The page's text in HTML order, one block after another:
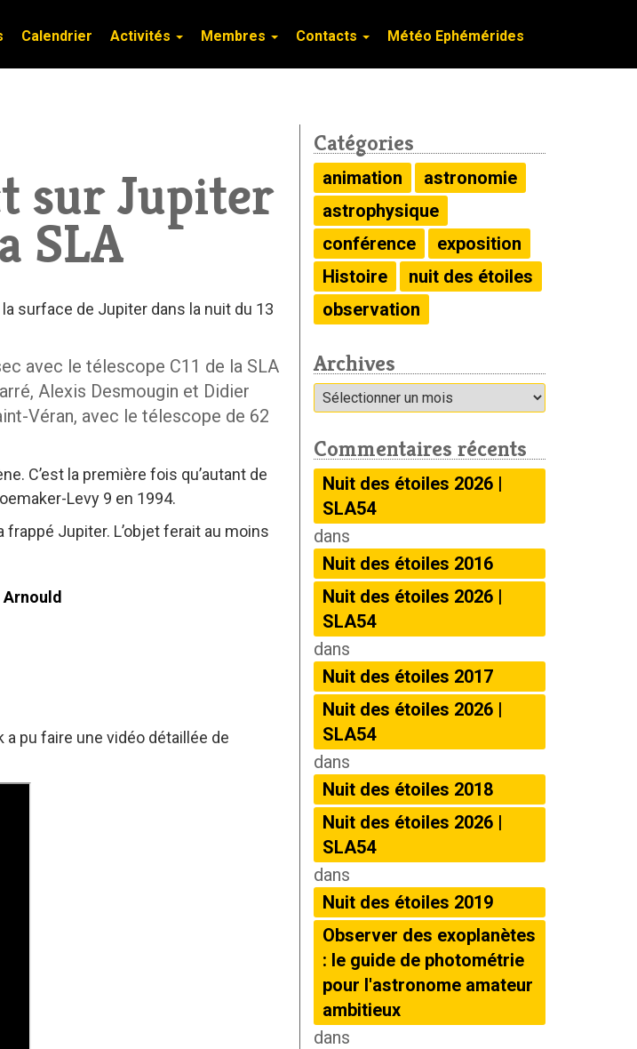
Calendrier Activités Membres Contacts Météo Ephémérides
Calendrier Activités Membres Contacts Météo Ephémérides
sur Jupiter
SLA
surface de Jupiter dans la nuit du 13
avec le télescope C11 de la SLA
Alexis Desmougin et Didier
Véran, avec le télescope de 62
C’est la première fois qu’autant de
Levy 9 en 1994.
frappé Jupiter. L’objet ferait au moins
a pu faire une vidéo détaillée de
Catégories
animation
astronomie
astrophysique
conférence
exposition
Histoire
nuit des étoiles
observation
Archives
Archives
Commentaires récents
Nuit des étoiles 2026 |
SLA54
dans
Nuit des étoiles 2016
Nuit des étoiles 2026 |
SLA54
dans
Nuit des étoiles 2017
Nuit des étoiles 2026 |
SLA54
dans
Nuit des étoiles 2018
Nuit des étoiles 2026 |
SLA54
dans
Nuit des étoiles 2019
Observer des exoplanètes
: le guide de photométrie
pour l'astronome amateur
ambitieux
dans